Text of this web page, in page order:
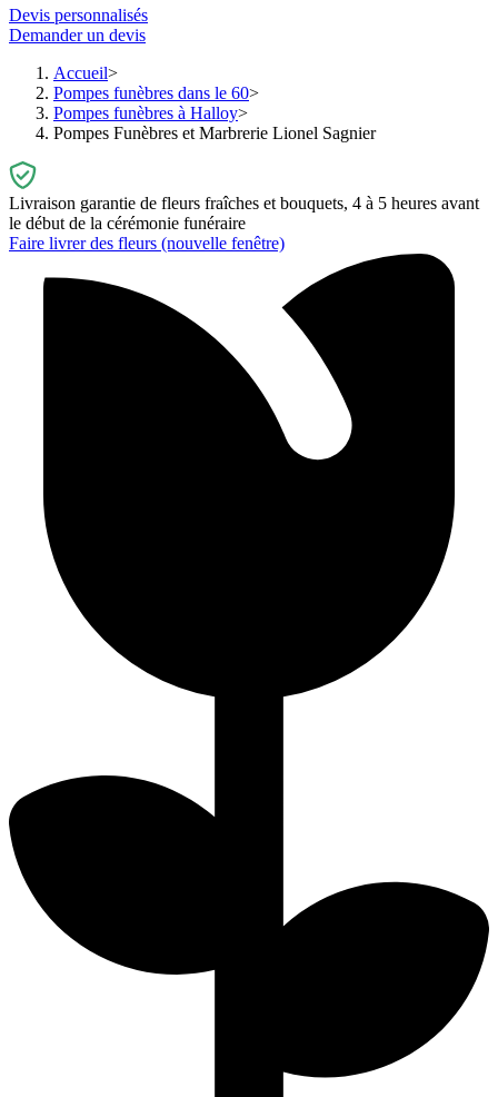
Devis personnalisés
Demander un devis
Accueil
Pompes funèbres dans le 60
Pompes funèbres à Halloy
Pompes Funèbres et Marbrerie Lionel Sagnier
Livraison garantie de fleurs fraîches et bouquets, 4 à 5 heures avant
le début de la cérémonie funéraire
Faire livrer des fleurs (nouvelle fenêtre)